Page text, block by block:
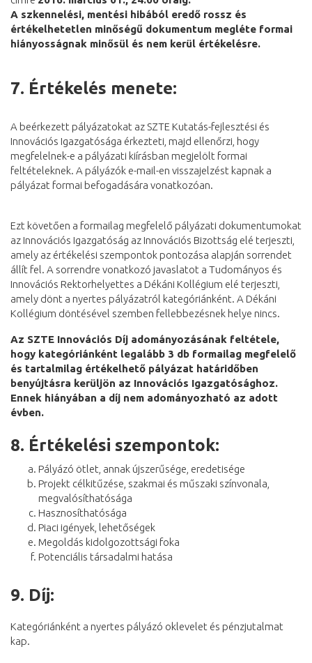
A szkennelési, mentési hibából eredő rossz és
értékelhetetlen minőségű dokumentum megléte formai
hiányosságnak minősül és nem kerül értékelésre.
7. Értékelés menete:
A beérkezett pályázatokat az SZTE Kutatás-fejlesztési és
Innovációs Igazgatósága érkezteti, majd ellenőrzi, hogy
megfelelnek-e a pályázati kiírásban megjelölt formai
feltételeknek. A pályázók e-mail-en visszajelzést kapnak a
pályázat formai befogadására vonatkozóan.
Ezt követően a formailag megfelelő pályázati dokumentumokat
az Innovációs Igazgatóság az Innovációs Bizottság elé terjeszti,
amely az értékelési szempontok pontozása alapján sorrendet
állít fel. A sorrendre vonatkozó javaslatot a Tudományos és
Innovációs Rektorhelyettes a Dékáni Kollégium elé terjeszti,
amely dönt a nyertes pályázatról kategóriánként. A Dékáni
Kollégium döntésével szemben fellebbezésnek helye nincs.
Az SZTE Innovációs Díj adományozásának feltétele,
hogy kategóriánként legalább 3 db formailag megfelelő
és tartalmilag értékelhető pályázat határidőben
benyújtásra kerüljön az Innovációs Igazgatósághoz.
Ennek hiányában a díj nem adományozható az adott
évben.
8. Értékelési szempontok:
Pályázó ötlet, annak újszerűsége, eredetisége
Projekt célkitűzése, szakmai és műszaki színvonala,
megvalósíthatósága
Hasznosíthatósága
Piaci igények, lehetőségek
Megoldás kidolgozottsági foka
Potenciális társadalmi hatása
9. Díj:
Kategóriánként a nyertes pályázó oklevelet és pénzjutalmat
kap.